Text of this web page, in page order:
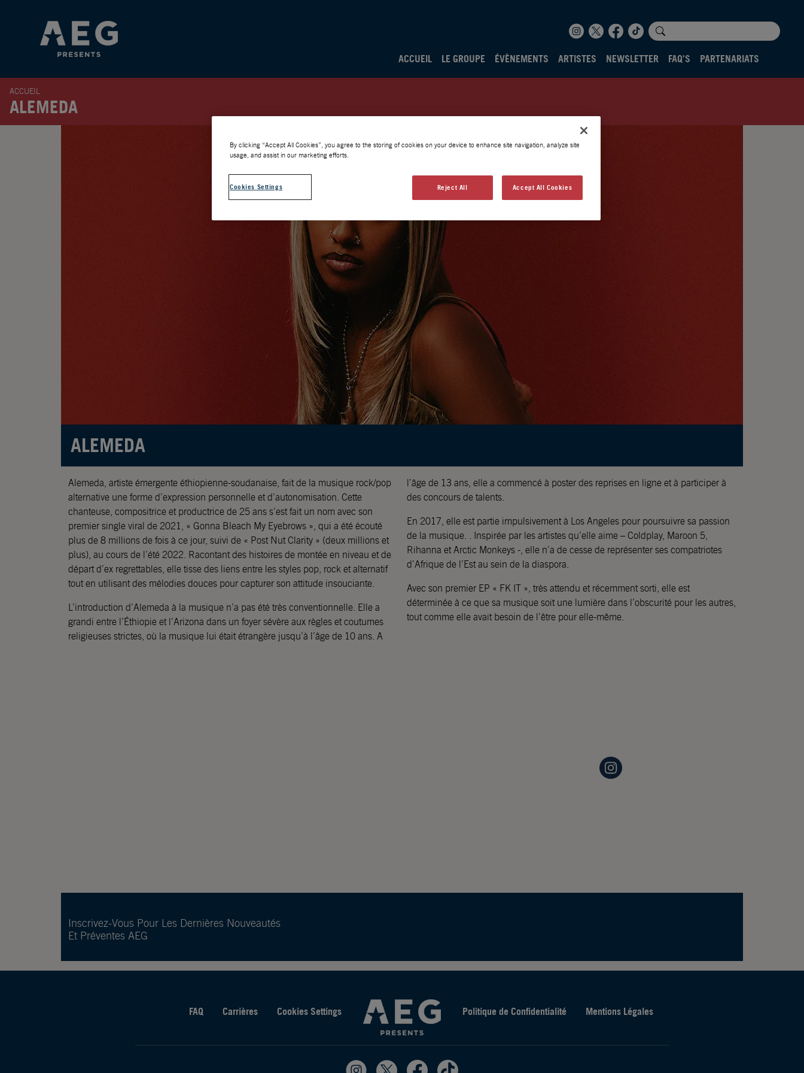
ACCUEIL LE GROUPE ÉVÈNEMENTS ARTISTES NEWSLETTER FAQ'S PARTENARIATS
ACCUEIL
ALEMEDA
ALEMEDA
Alemeda, artiste émergente éthiopienne-soudanaise, fait de la musique rock/pop
alternative une forme d’expression personnelle et d’autonomisation. Cette
chanteuse, compositrice et productrice de 25 ans s’est fait un nom avec son
premier single viral de 2021, « Gonna Bleach My Eyebrows », qui a été écouté
plus de 8 millions de fois à ce jour, suivi de « Post Nut Clarity » (deux millions et
plus), au cours de l’été 2022. Racontant des histoires de montée en niveau et de
départ d’ex regrettables, elle tisse des liens entre les styles pop, rock et alternatif
tout en utilisant des mélodies douces pour capturer son attitude insouciante.
L’introduction d’Alemeda à la musique n’a pas été très conventionnelle. Elle a
grandi entre l’Éthiopie et l’Arizona dans un foyer sévère aux règles et coutumes
religieuses strictes, où la musique lui était étrangère jusqu’à l’âge de 10 ans. A
l’âge de 13 ans, elle a commencé à poster des reprises en ligne et à participer à
des concours de talents.
En 2017, elle est partie impulsivement à Los Angeles pour poursuivre sa passion
de la musique. . Inspirée par les artistes qu’elle aime – Coldplay, Maroon 5,
Rihanna et Arctic Monkeys -, elle n’a de cesse de représenter ses compatriotes
d’Afrique de l’Est au sein de la diaspora.
Avec son premier EP « FK IT », très attendu et récemment sorti, elle est
déterminée à ce que sa musique soit une lumière dans l’obscurité pour les autres,
tout comme elle avait besoin de l’être pour elle-même.
Inscrivez-Vous Pour Les Dernières Nouveautés
Et Préventes AEG
FAQ Carrières Cookies Settings Politique de Confidentialité Mentions Légales
By clicking “Accept All Cookies”, you agree to the storing of cookies on your device to enhance site navigation, analyze site
usage, and assist in our marketing efforts.
Cookies Settings Reject All Accept All Cookies